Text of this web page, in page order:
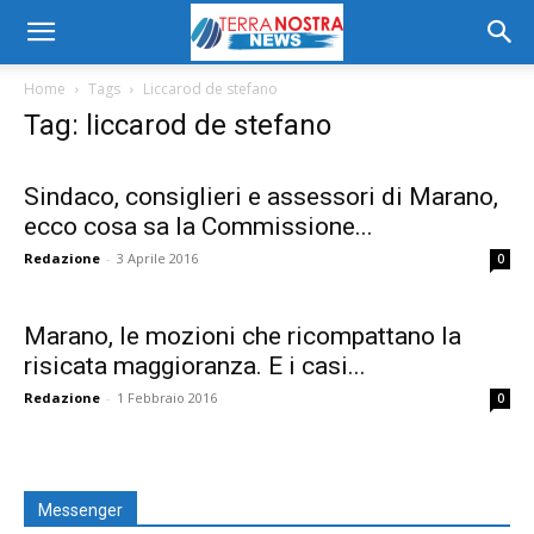
Home Tags Liccarod de stefano
Tag: liccarod de stefano
Sindaco, consiglieri e assessori di Marano,
ecco cosa sa la Commissione...
Redazione - 3 Aprile 2016 0
Marano, le mozioni che ricompattano la
risicata maggioranza. E i casi...
Redazione - 1 Febbraio 2016 0
Messenger